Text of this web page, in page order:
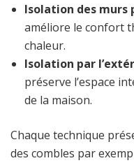
Isolation des murs
améliore le confort
chaleur.
Isolation par
préserve l’espace
de la maison.
Chaque technique
des combles par